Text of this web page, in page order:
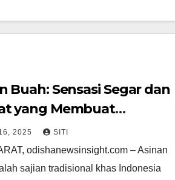
Buah: Sensasi Segar dan
yang Membuat
2025 SITI
odishanewsinsight.com – Asinan
sajian tradisional khas Indonesia